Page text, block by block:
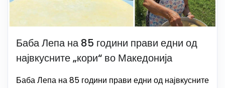
Баба Лепа на 85 години прави едни од
највкусните „кори“ во Македонија
Баба Лепа на 85 години прави едни од највкусните